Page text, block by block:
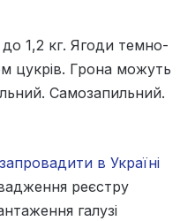
1,2 кг. Ягоди темно-
цукрів. Грона можуть
Самозапильний.
запровадити в Україні
реєстру
галузі